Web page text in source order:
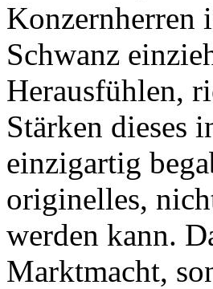
Konzernherren
Schwanz
Herausfühlen,
Stärken dieses
einzigartig
originelles,
werden kann.
Marktmacht,